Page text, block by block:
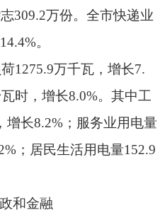
309.2万份。全市快递业
14.4%。
1275.9万千瓦，增长7.
时，增长8.0%。其中工
增长8.2%；服务业用电量
；居民生活用电量152.9
和金融